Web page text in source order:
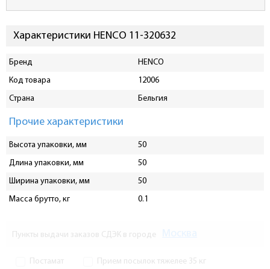
Характеристики HENCO 11-320632
Бренд
HENCO
Код товара
12006
Страна
Бельгия
Прочие характеристики
Высота упаковки, мм
50
Длина упаковки, мм
50
Ширина упаковки, мм
50
Масса брутто, кг
0.1
Пункты выдачи заказов СДЭК в городе
Постамат Прием посылок тяжелее 35 кг